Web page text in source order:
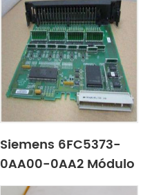
Siemens 6FC5373-
0AA00-0AA2 Módulo
de quantidade digital